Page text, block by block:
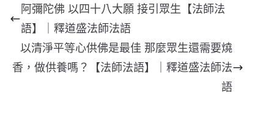
阿彌陀佛 以四十八大願 接引眾生【法師法
語】｜釋道盛法師法語
以清淨平等心供佛是最佳 那麼眾生還需要燒
香，做供養嗎？【法師法語】｜釋道盛法師法
語